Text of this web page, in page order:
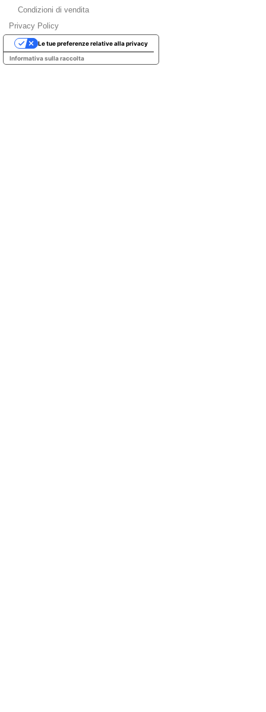
Condizioni di vendita
Privacy Policy
Informativa sulla raccolta
Le tue preferenze relative alla privacy